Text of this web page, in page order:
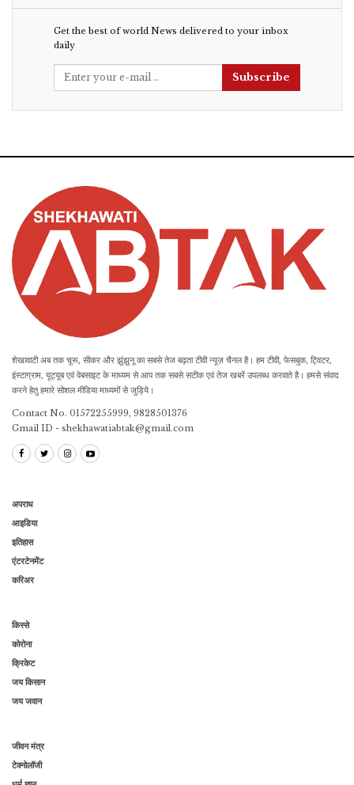
Get the best of world News delivered to your inbox
daily
Subscribe
शेखावाटी अब तक चूरू, सीकर और झुंझुनू का सबसे तेज बढ़ता टीवी न्यूज़ चैनल है। हम टीवी, फेसबुक, ट्विटर,
इंस्टाग्राम, यूट्यूब एवं वेबसाइट के माध्यम से आप तक सबसे सटीक एवं तेज खबरें उपलब्ध करवाते है। हमसे संवाद
करने हेतु हमारे सोशल मीडिया माध्यमों से जुड़िये।
Contact No. 01572255999, 9828501376
Gmail ID - shekhawatiabtak@gmail.com
अपराध
आइडिया
इतिहास
एंटरटेनमेंट
करिअर
किस्से
कोरोना
क्रिकेट
जय किसान
जय जवान
जीवन मंत्र
टेक्नोलॉजी